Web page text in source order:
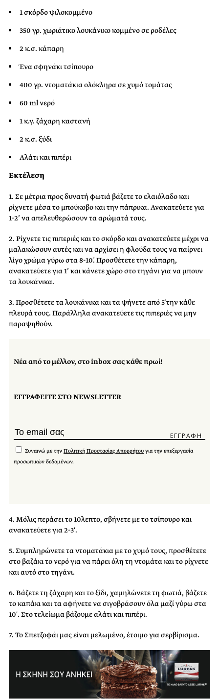
1 σκόρδο ψιλοκομμένο
350 γρ. χωριάτικο λουκάνικο κομμένο σε ροδέλες
2 κ.σ. κάπαρη
Ένα σφηνάκι τσίπουρο
400 γρ. ντοματάκια ολόκληρα σε χυμό τομάτας
60 ml νερό
1 κ.γ. ζάχαρη καστανή
2 κ.σ. ξύδι
Αλάτι και πιπέρι
Εκτέλεση
1. Σε μέτρια προς δυνατή φωτιά βάζετε το ελαιόλαδο και
ρίχνετε μέσα το μπούκοβο και την πάπρικα. Ανακατεύετε για
1-2’ να απελευθερώσουν τα αρώματά τους.
2. Ρίχνετε τις πιπεριές και το σκόρδο και ανακατεύετε μέχρι να
μαλακώσουν αυτές και να αρχίσει η φλούδα τους να παίρνει
λίγο χρώμα γύρω στα 8-10΄. Προσθέτετε την κάπαρη,
ανακατεύετε για 1’ και κάνετε χώρο στο τηγάνι για να μπουν
τα λουκάνικα.
3. Προσθέτετε τα λουκάνικα και τα ψήνετε από 5΄ την κάθε
πλευρά τους. Παράλληλα ανακατεύετε τις πιπεριές να μην
παραψηθούν.
Νέα από το μέλλον, στο inbox σας κάθε πρωί!
ΕΓΓΡΑΦΕΙΤΕ ΣΤΟ NEWSLETTER
Συναινώ με την Πολιτική Προστασίας Απορρήτου για την επεξεργασία
προσωπικών δεδομένων.
4. Μόλις περάσει το 10λεπτο, σβήνετε με το τσίπουρο και
ανακατεύετε για 2-3′.
5. Συμπληρώνετε τα ντοματάκια με το χυμό τους, προσθέτετε
στο βαζάκι το νερό για να πάρει όλη τη ντομάτα και το ρίχνετε
και αυτό στο τηγάνι.
6. Βάζετε τη ζάχαρη και το ξίδι, χαμηλώνετε τη φωτιά, βάζετε
το καπάκι και τα αφήνετε να σιγοβράσουν όλα μαζί γύρω στα
10′. Στο τελείωμα βάζουμε αλάτι και πιπέρι.
7. Το Σπετζοφάι μας είναι μελωμένο, έτοιμο για σερβίρισμα.